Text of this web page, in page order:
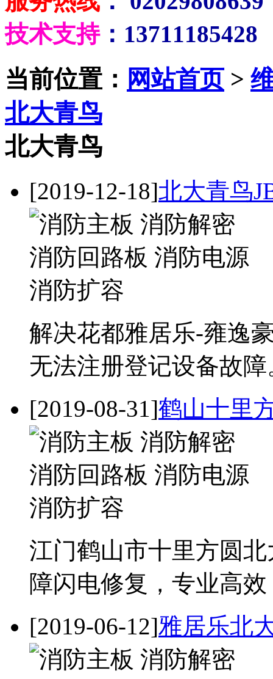
技术支持：13711185428
当前位置： 网站首页>
北大青鸟
北大青鸟
[2019-12-18]北大青鸟
解决花都雅居乐-雍逸
无法注册登记设备故障
[2019-08-31]鹤山十里
江门鹤山市十里方圆
障闪电修复，专业高
[2019-06-12]雅居乐北